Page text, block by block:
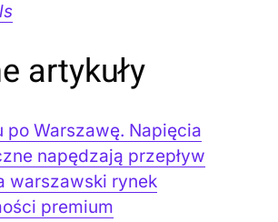
artykuły
po Warszawę. Napięcia
napędzają przepływ
warszawski rynek
premium